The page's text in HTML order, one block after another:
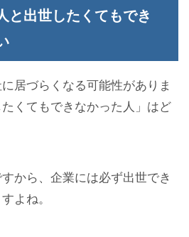
と出世したくてもでき
居づらくなる可能性がありま
くてもできなかった人」はど
から、企業には必ず出世でき
よね。